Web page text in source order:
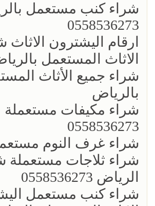
شراء كنب مستعمل
0558536273
ارقام اليشترون الاثاث
الاثاث المستعمل
شراء جميع الأثاث
بالرياض
شراء مكيفات مستعملة
0558536273
شراء غرف النوم
شراء ثلاجات مستعملة
الرياض 0558536273
شراء كنب مستعمل